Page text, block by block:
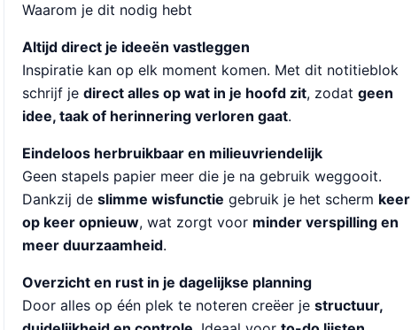
Waarom je dit nodig hebt
Altijd direct je ideeën vastleggen
Inspiratie kan op elk moment komen. Met dit notitieblok
schrijf je direct alles op wat in je hoofd zit, zodat geen
idee, taak of herinnering verloren gaat.
Eindeloos herbruikbaar en milieuvriendelijk
Geen stapels papier meer die je na gebruik weggooit.
Dankzij de slimme wisfunctie gebruik je het scherm keer
op keer opnieuw, wat zorgt voor minder verspilling en
meer duurzaamheid.
Overzicht en rust in je dagelijkse planning
Door alles op één plek te noteren creëer je structuur,